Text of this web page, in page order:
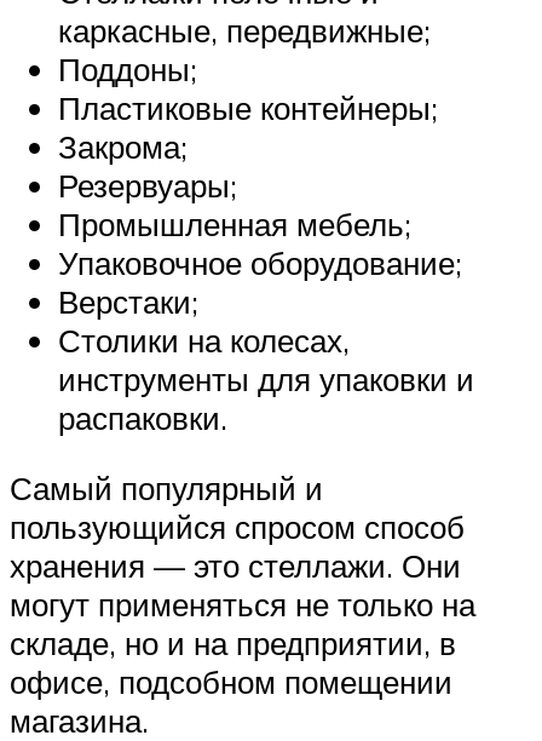
каркасные, передвижные;
Поддоны;
Пластиковые контейнеры;
Закрома;
Резервуары;
Промышленная мебель;
Упаковочное оборудование;
Верстаки;
Столики на колесах,
инструменты для упаковки и
распаковки.
Самый популярный и
пользующийся спросом способ
хранения — это стеллажи. Они
могут применяться не только на
складе, но и на предприятии, в
офисе, подсобном помещении
магазина.